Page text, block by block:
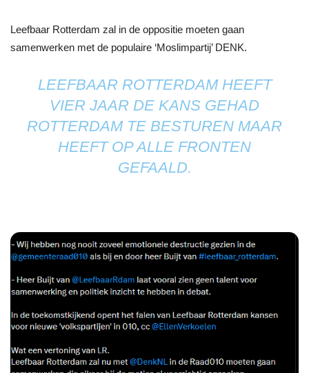
Leefbaar Rotterdam zal in de oppositie moeten gaan
samenwerken met de populaire ‘Moslimpartij’ DENK.
LEEFBAAR ROTTERDAM HEEFT
VIER JAAR DE KANS GEHAD
ROTTERDAM TE BESTUREN MAAR
HEEFT OP ALLE FRONTEN
GEFAALD.